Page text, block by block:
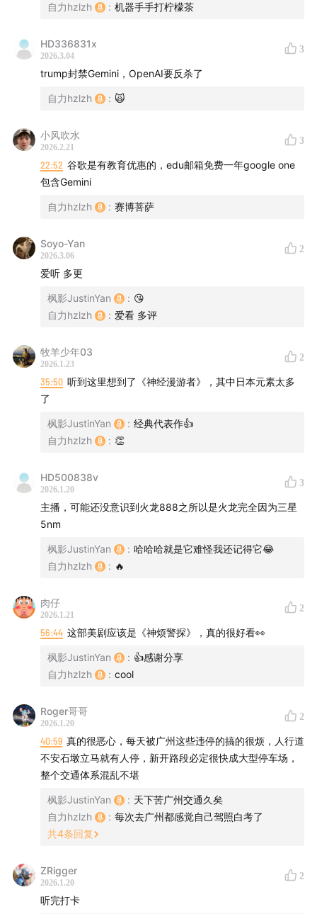
上一期没聊完的本期继续，量大管饱。因为AI新闻出得太
快我们都想改变“科技快乐星球”这个系列的节奏了。😂
00:05:38 Apple与Google合作: Gemini赋能Siri
00:14:31 OpenAI GPT-5.2与模型比较
00:16:27Google Gemini更新与AI Native团队
00:22:11Google与Apple推出优惠套餐
00:27:12Meta的音频编辑模型与视频生成技术
00:29:52
00:30:29
器人，工厂机器人等
00:44:07汽车科技与半导体产业
00:47:04
00:48:15 商业航天与太空竞赛: SpaceX推进IPO
00:52:57 三星手机技术突破与盈利创新高
00:53:54
00:55:07中国电动车海外市场与Google支持911视频直
00:59:13Let’s Encrypt支持IP地址证书
01:00:12 闲鱼二次元文化这么高的吗
主播:枫影 Justin Yan
后期: 静静
监制: 枫影 Justin Yan
联系我们
听众反馈:hi@fyfy.fm
节目收听方式
推荐使用苹果Podcast, 小宇宙等播客客户端搜索
来订阅收听本节目。
小宇宙 - 枫言枫语
Apple iTunes Podcast - 枫言枫语
自力hzlzh
: 机器手手打柠檬茶
HD336831x
2026.3.04
3
trump封禁Gemini，OpenAI要反杀了
自力hzlzh : 🙀
小风吹水
2026.2.21
3
22:52 谷歌是有教育优惠的，edu邮箱免费一年google one
包含Gemini
自力hzlzh : 赛博菩萨
Soyo-Yan
2026.3.06
2
爱听 多更
枫影JustinYan : 😘
自力hzlzh
: 爱看 多评
牧羊少年03
2026.1.23
2
35:50 听到这里想到了《神经漫游者》，其中日本元素太多
了
枫影JustinYan : 经典代表作👍
自力hzlzh
: 👏
HD500838v
2026.1.20
3
主播，可能还没意识到火龙888之所以是火龙完全因为三星
5nm
枫影JustinYan : 哈哈哈就是它难怪我还记得它😂
自力hzlzh
: 🔥
肉仔
2026.1.21
2
56:44 这部美剧应该是《神烦警探》，真的很好看👀
枫影JustinYan : 👍感谢分享
自力hzlzh
: cool
Roger哥哥
2026.1.20
2
40:59 真的很恶心，每天被广州这些违停的搞的很烦，人行道
不安石墩立马就有人停，新开路段必定很快成大型停车场，
整个交通体系混乱不堪
枫影JustinYan : 天下苦广州交通久矣
自力hzlzh
: 每次去广州都感觉自己驾照白考了
共4条回复
ZRigger
2026.1.20
2
听完打卡